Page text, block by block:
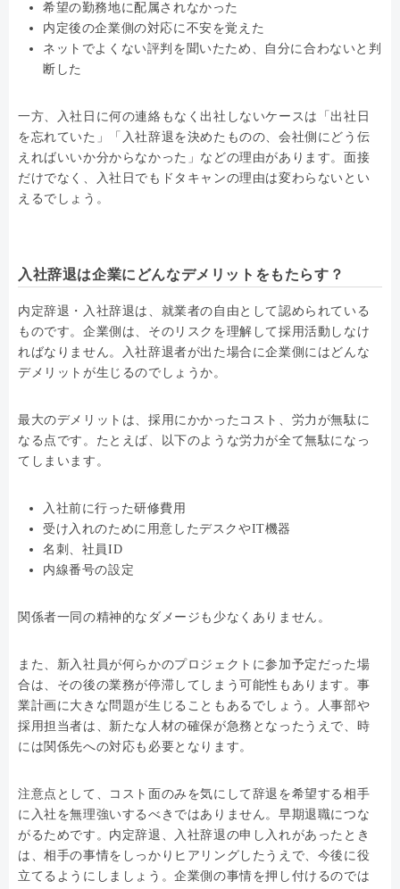
希望の勤務地に配属されなかった
内定後の企業側の対応に不安を覚えた
ネットでよくない評判を聞いたため、自分に合わないと判
断した
一方、入社日に何の連絡もなく出社しないケースは「出社日
を忘れていた」「入社辞退を決めたものの、会社側にどう伝
えればいいか分からなかった」などの理由があります。面接
だけでなく、入社日でもドタキャンの理由は変わらないとい
えるでしょう。
入社辞退は企業にどんなデメリットをもたらす？
内定辞退・入社辞退は、就業者の自由として認められている
ものです。企業側は、そのリスクを理解して採用活動しなけ
ればなりません。入社辞退者が出た場合に企業側にはどんな
デメリットが生じるのでしょうか。
最大のデメリットは、採用にかかったコスト、労力が無駄に
なる点です。たとえば、以下のような労力が全て無駄になっ
てしまいます。
入社前に行った研修費用
受け入れのために用意したデスクやIT機器
名刺、社員ID
内線番号の設定
関係者一同の精神的なダメージも少なくありません。
また、新入社員が何らかのプロジェクトに参加予定だった場
合は、その後の業務が停滞してしまう可能性もあります。事
業計画に大きな問題が生じることもあるでしょう。人事部や
採用担当者は、新たな人材の確保が急務となったうえで、時
には関係先への対応も必要となります。
注意点として、コスト面のみを気にして辞退を希望する相手
に入社を無理強いするべきではありません。早期退職につな
がるためです。内定辞退、入社辞退の申し入れがあったとき
は、相手の事情をしっかりヒアリングしたうえで、今後に役
立てるようにしましょう。企業側の事情を押し付けるのでは